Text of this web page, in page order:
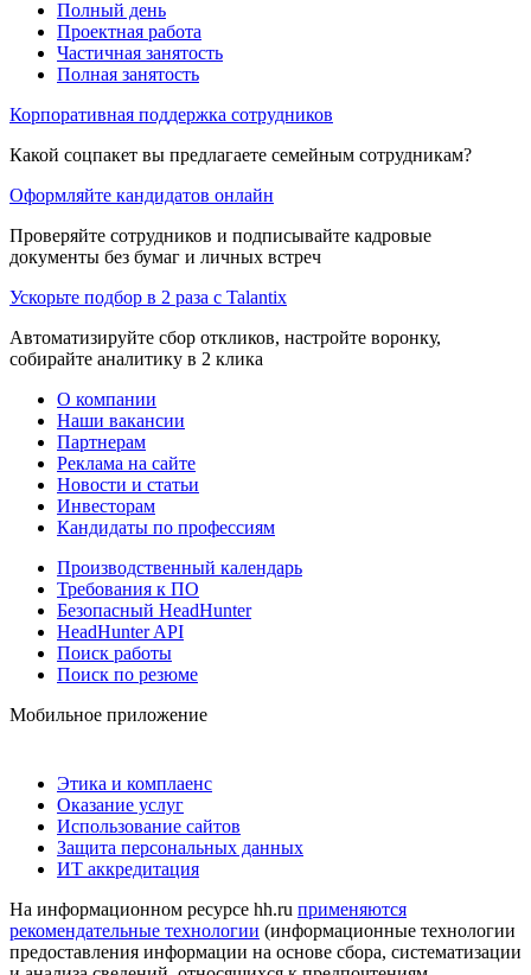
Полный день
Проектная работа
Частичная занятость
Полная занятость
Корпоративная поддержка сотрудников
Какой соцпакет вы предлагаете семейным сотрудникам?
Оформляйте кандидатов онлайн
Проверяйте сотрудников и подписывайте кадровые
документы без бумаг и личных встреч
Ускорьте подбор в 2 раза с Talantix
Автоматизируйте сбор откликов, настройте воронку,
собирайте аналитику в 2 клика
О компании
Наши вакансии
Партнерам
Реклама на сайте
Новости и статьи
Инвесторам
Кандидаты по профессиям
Производственный календарь
Требования к ПО
Безопасный HeadHunter
HeadHunter API
Поиск работы
Поиск по резюме
Мобильное приложение
Этика и комплаенс
Оказание услуг
Использование сайтов
Защита персональных данных
ИТ аккредитация
На информационном ресурсе hh.ru применяются
рекомендательные технологии (информационные технологии
предоставления информации на основе сбора, систематизации